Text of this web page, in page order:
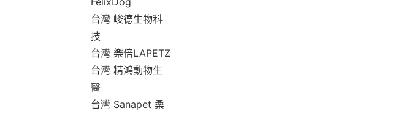
台灣 峻德生物科
技
台灣 樂倍LAPETZ
台灣 精鴻動物生
醫
台灣 Sanapet 桑